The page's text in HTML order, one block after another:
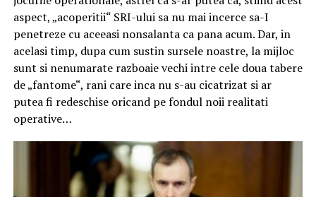
aspect, „acoperitii“ SRI-ului sa nu mai incerce sa-I
penetreze cu aceeasi nonsalanta ca pana acum. Dar, in
acelasi timp, dupa cum sustin sursele noastre, la mijloc
sunt si nenumarate razboaie vechi intre cele doua tabere
de „fantome“, rani care inca nu s-au cicatrizat si ar
putea fi redeschise oricand pe fondul noii realitati
operative…